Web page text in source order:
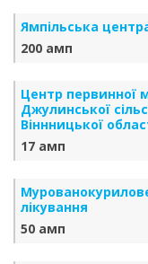
Ямпільська
200 амп
Центр первинної
Джулинської
Віннницької
17 амп
лікування
50 амп